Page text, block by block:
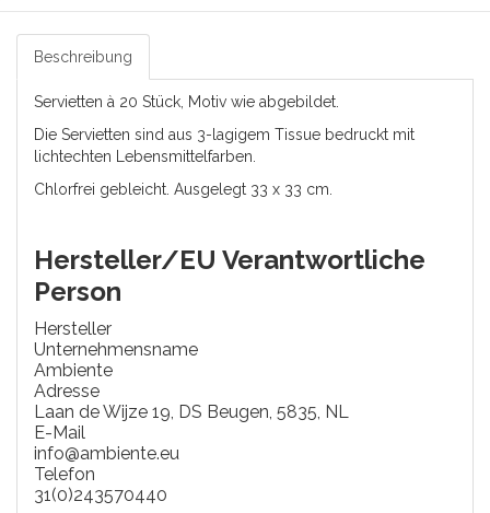
Beschreibung
Servietten à 20 Stück, Motiv wie abgebildet.
Die Servietten sind aus 3-lagigem Tissue bedruckt mit
lichtechten Lebensmittelfarben.
Chlorfrei gebleicht. Ausgelegt 33 x 33 cm.
Hersteller/EU Verantwortliche
Person
Hersteller
Unternehmensname
Ambiente
Adresse
Laan de Wijze 19, DS Beugen, 5835, NL
E-Mail
info@ambiente.eu
Telefon
31(0)243570440